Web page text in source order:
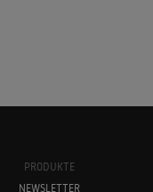
PRODUKTE
NEWSLETTER